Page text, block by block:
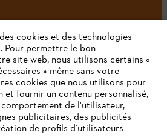
#STIHL
cookies et des technologies
Pour permettre le bon
site web, nous utilisons certains «
» même sans votre
cookies que nous utilisons pour
fournir un contenu personnalisé,
de l'utilisateur,
publicitaires, des publicités
de profils d'utilisateurs